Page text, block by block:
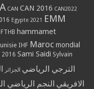
CAN CAN 2016 CAN2022
Egypte 2021 EMM
FTHB hammamet
IHF Maroc mondial
2016 Sami Saidi Sylvain
الترجي الرياضي الجزائر
الافريقي النجم الرياضي